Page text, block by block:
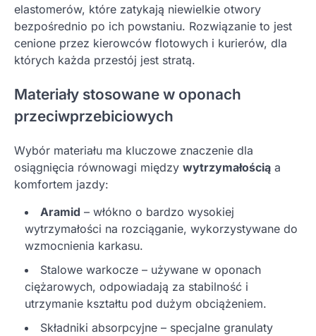
elastomerów, które zatykają niewielkie otwory
bezpośrednio po ich powstaniu. Rozwiązanie to jest
cenione przez kierowców flotowych i kurierów, dla
których każda przestój jest stratą.
Materiały stosowane w oponach
przeciwprzebiciowych
Wybór materiału ma kluczowe znaczenie dla
osiągnięcia równowagi między wytrzymałością a
komfortem jazdy:
Aramid – włókno o bardzo wysokiej
wytrzymałości na rozciąganie, wykorzystywane do
wzmocnienia karkasu.
Stalowe warkocze – używane w oponach
ciężarowych, odpowiadają za stabilność i
utrzymanie kształtu pod dużym obciążeniem.
Składniki absorpcyjne – specjalne granulaty